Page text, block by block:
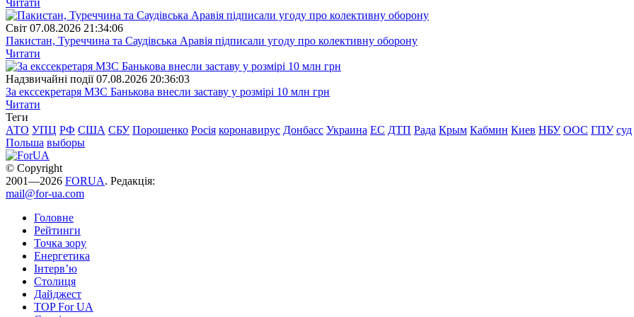
Свiт 07.08.2026 21:34:06
Пакистан, Туреччина та Саудівська Аравія підписали угоду про колективну оборону
Читати
Надзвичайні події 07.08.2026 20:36:03
За екссекретаря МЗС Банькова внесли заставу у розмірі 10 млн грн
Читати
Теги
АТО УПЦ РФ США СБУ Порошенко Росія коронавирус Донбасс Украина ЕС ДТП Рада Крым Кабмин Киев НБУ ООС ГПУ суд
Польша выборы
© Copyright
2001—2026 FORUA. Редакція:
mail@for-ua.com
Головне
Рейтинги
Точка зору
Енергетика
Інтерв’ю
Столиця
Дайджест
TOP For UA